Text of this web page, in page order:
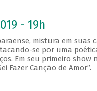
- 19h
mistura em suas
se por uma
Em seu primeiro
Fazer Canção de Amor”.